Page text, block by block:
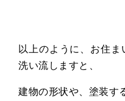
以上のように、お住ま
洗い流しますと、
建物の形状や、塗装す